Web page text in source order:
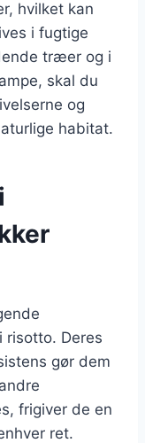
hvilket kan
i fugtige
træer og i
skal du
og
habitat.
risotto. Deres
gør dem
frigiver de en
ret.